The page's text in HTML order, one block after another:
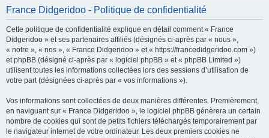
France Didgeridoo - Politique de confidentialité
Cette politique de confidentialité explique en détail comment « France
Didgeridoo » et ses partenaires affiliés (désignés ci-après par « nous »,
« notre », « nos », « France Didgeridoo » et « https://francedidgeridoo.com »)
et phpBB (désigné ci-après par « logiciel phpBB » et « phpBB Limited »)
utilisent toutes les informations collectées lors des sessions d’utilisation de
votre part (désignées ci-après par « vos informations »).
Vos informations sont collectées de deux manières différentes. Premièrement,
en naviguant sur « France Didgeridoo », le logiciel phpBB génèrera un certain
nombre de cookies qui sont de petits fichiers téléchargés temporairement par
le navigateur internet de votre ordinateur. Les deux premiers cookies ne